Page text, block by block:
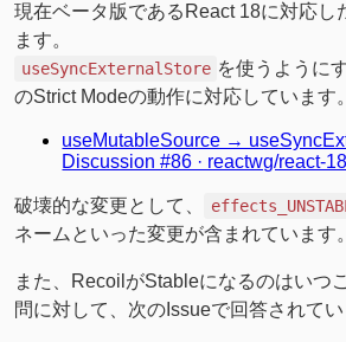
現在ベータ版であるReact 18に対応し
ます。
useSyncExternalStore を使うように
のStrict Modeの動作に対応しています。
useMutableSource →
Discussion #86 · reactwg/react-18
破壊的な変更として、
ネームといった変更が含まれています。
また、RecoilがStableになるのはいつ
問に対して、次のIssueで回答されてい